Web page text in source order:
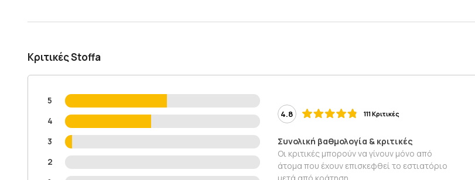
Κριτικές Stoffa
5
4
3
2
4.8 111 Κριτικές
Συνολική βαθμολογία & κριτικές
Οι κριτικές μπορούν να γίνουν μόνο από
άτομα που έχουν επισκεφθεί το εστιατόριο
μετά από κράτηση